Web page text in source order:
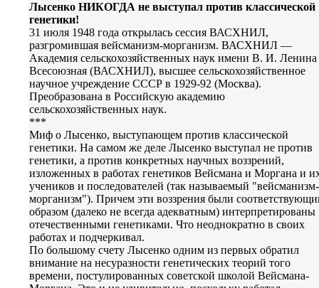
Лысенко НИКОГДА не выступал против классической
генетики!
31 июля 1948 года открылась сессия ВАСХНИЛ,
разгромившая вейсманизм-морганизм. ВАСХНИЛ —
Академия сельскохозяйственных наук имени В. И. Ленина
Всесоюзная (ВАСХНИЛ), высшее сельскохозяйственное
научное учреждение СССР в 1929-92 (Москва).
Преобразована в Российскую академию
сельскохозяйственных наук.
***
Миф о Лысенко, выступающем против классической
генетики. На самом же деле Лысенко выступал не против
генетики, а против конкретных научных воззрений,
изложенных в работах генетиков Вейсмана и Моргана и
учеников и последователей (так называемый "вейсманизм-
морганизм"). Причем эти воззрения были
образом (далеко не всегда адекватным) интерпретированы
отечественными генетиками. Что неоднократно в своих
работах и подчеркивал.
По большому счету Лысенко одним из первых обратил
внимание на несуразности генетических теорий того
времени, постулированных советской школой Вейсмана-